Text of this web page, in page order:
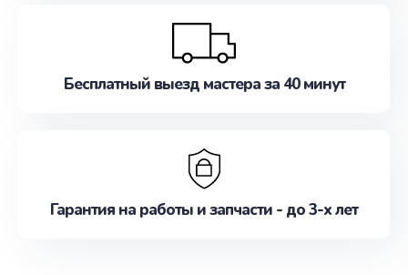
Бесплатный выезд мастера за 40 минут
Гарантия на работы и запчасти - до 3-х лет